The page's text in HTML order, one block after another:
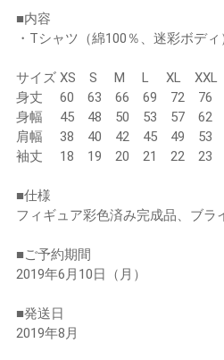
■内容
・Tシャツ（綿100％、迷彩ボディ
サイズ XS S M L XL XXL
身丈 60 63 66 69 72 76
身幅 45 48 50 53 57 62
肩幅 38 40 42 45 49 53
袖丈 18 19 20 21 22 23
■仕様
フィギュア彩色済み完成品、ブラ
■ご予約期間
2019年6月10日（月）
■発送日
2019年8月